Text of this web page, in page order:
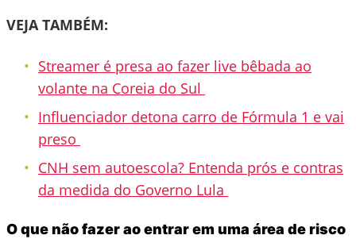
VEJA TAMBÉM:
Streamer é presa ao fazer live bêbada ao
volante na Coreia do Sul
Influenciador detona carro de Fórmula 1 e vai
preso
CNH sem autoescola? Entenda prós e contras
da medida do Governo Lula
O que não fazer ao entrar em uma área de risco